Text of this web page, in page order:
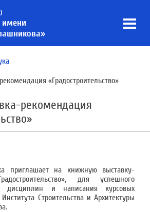
«Градостроительство»
рекомендация
приглашает на книжную выставку-
для успешного
дисциплин и написания курсовых
Строительства и Архитектуры